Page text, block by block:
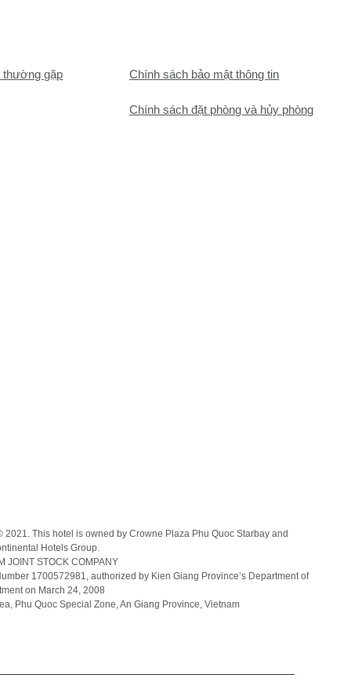
thường gặp Chính sách bảo mật thông tin
Chính sách đặt phòng và hủy phòng
2021. This hotel is owned by Crowne Plaza Phu Quoc Starbay and
Hotels Group.
JOINT STOCK COMPANY
1700572981, authorized by Kien Giang Province’s Department of
on March 24, 2008
Phu Quoc Special Zone, An Giang Province, Vietnam